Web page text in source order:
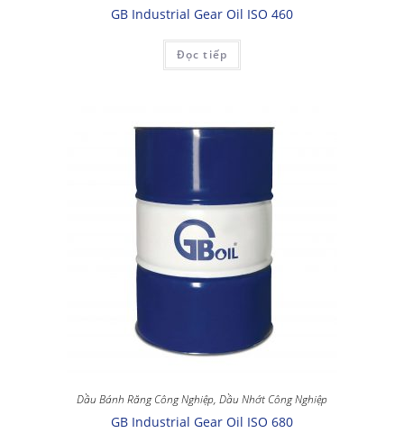
GB Industrial Gear Oil ISO 460
Đọc tiếp
Dầu Bánh Răng Công Nghiệp, Dầu Nhớt Công Nghiệp
GB Industrial Gear Oil ISO 680